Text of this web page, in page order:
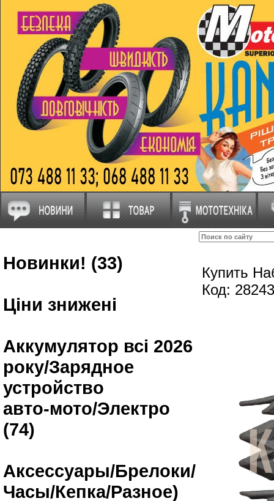
Новинки! (33)
Ціни знижені
Аккумулятор всі 2026
року/Зарядное
устройство
авто-мото/Электро
(74)
Аксессуары/Брелоки/
Часы/Кепка/Разное)
Купить
Код: